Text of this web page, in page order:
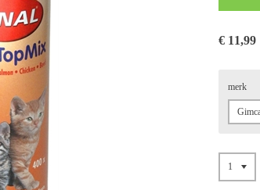
€ 11,99
merk